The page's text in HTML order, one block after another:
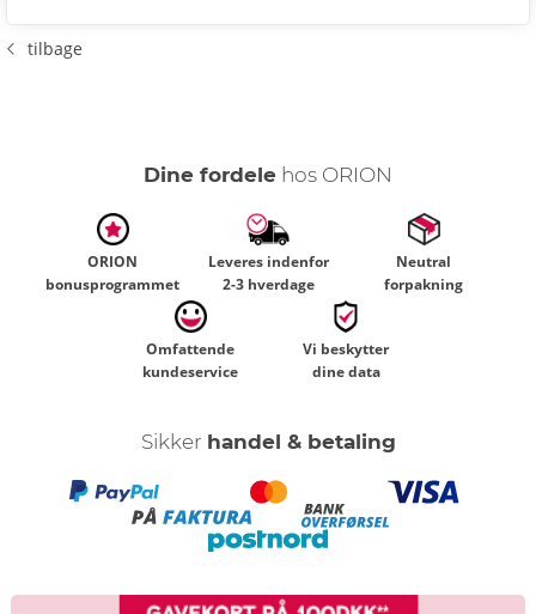
tilbage
Dine fordele hos ORION
ORION
bonusprogrammet
Leveres indenfor
2-3 hverdage
Neutral
forpakning
Omfattende
kundeservice
Vi beskytter
dine data
Sikker handel & betaling